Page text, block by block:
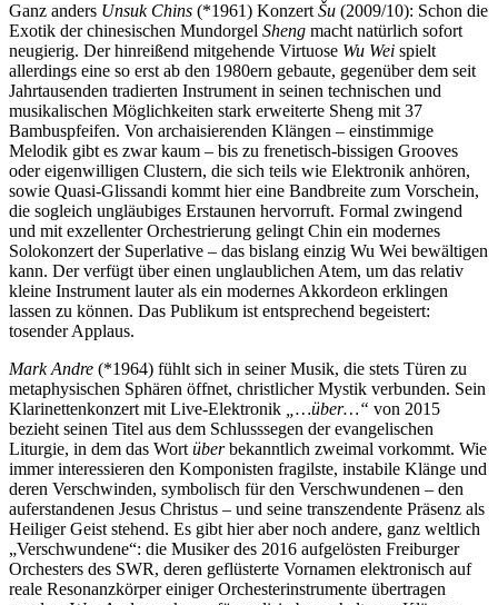
Ganz anders Unsuk Chins (*1961) Konzert Šu (2009/10): Schon die
Exotik der chinesischen Mundorgel Sheng macht natürlich sofort
neugierig. Der hinreißend mitgehende Virtuose Wu Wei spielt
allerdings eine so erst ab den 1980ern gebaute, gegenüber dem seit
Jahrtausenden tradierten Instrument in seinen technischen und
musikalischen Möglichkeiten stark erweiterte Sheng mit 37
Bambuspfeifen. Von archaisierenden Klängen – einstimmige
Melodik gibt es zwar kaum – bis zu frenetisch-bissigen Grooves
oder eigenwilligen Clustern, die sich teils wie Elektronik anhören,
sowie Quasi-Glissandi kommt hier eine Bandbreite zum Vorschein,
die sogleich ungläubiges Erstaunen hervorruft. Formal zwingend
und mit exzellenter Orchestrierung gelingt Chin ein modernes
Solokonzert der Superlative – das bislang einzig Wu Wei bewältigen
kann. Der verfügt über einen unglaublichen Atem, um das relativ
kleine Instrument lauter als ein modernes Akkordeon erklingen
lassen zu können. Das Publikum ist entsprechend begeistert:
tosender Applaus.
Mark Andre (*1964) fühlt sich in seiner Musik, die stets Türen zu
metaphysischen Sphären öffnet, christlicher Mystik verbunden. Sein
Klarinettenkonzert mit Live-Elektronik
„…über…“ von 2015
bezieht seinen Titel aus dem Schlusssegen der evangelischen
Liturgie, in dem das Wort überbekanntlich zweimal vorkommt. Wie
immer interessieren den Komponisten fragilste, instabile Klänge und
deren Verschwinden, symbolisch für den Verschwundenen – den
auferstandenen Jesus Christus – und seine transzendente Präsenz als
Heiliger Geist stehend. Es gibt hier aber noch andere, ganz weltlich
„Verschwundene“: die Musiker des 2016 aufgelösten Freiburger
Orchesters des SWR, deren geflüsterte Vornamen elektronisch auf
reale Resonanzkörper einiger Orchesterinstrumente übertragen